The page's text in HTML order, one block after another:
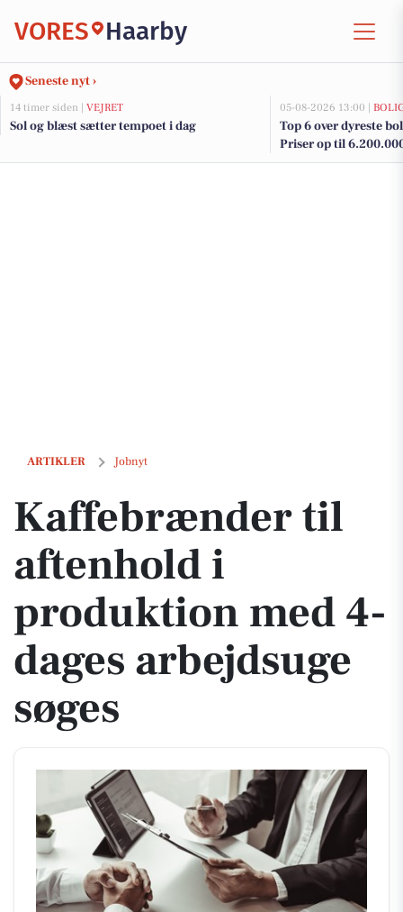
VORES Haarby
Seneste nyt ›
14 timer siden | VEJRET
Sol og blæst sætter tempoet i dag
05-08-2026 13:00 |
Top 6 over dyreste
Priser op til
ARTIKLER Jobnyt
Kaffebrænder til aftenhold i produktion med 4-dages arbejdsuge
Kaffebrænder til
aftenhold i
produktion med 4-
dages arbejdsuge
søges